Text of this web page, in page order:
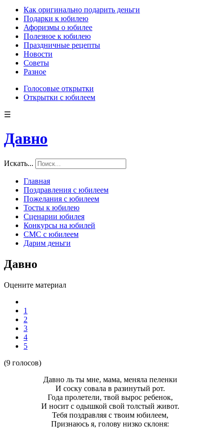
Как оригинально подарить деньги
Подарки к юбилею
Афоризмы о юбилее
Полезное к юбилею
Праздничные рецепты
Новости
Советы
Разное
Голосовые открытки
Открытки с юбилеем
☰
Давно
Искать...
Главная
Поздравления с юбилеем
Пожелания с юбилеем
Тосты к юбилею
Сценарии юбилея
Конкурсы на юбилей
СМС с юбилеем
Дарим деньги
Давно
Оцените материал
1
2
3
4
5
(9 голосов)
Давно ль ты мне, мама, меняла пеленки
И соску совала в разинутый рот.
Года пролетели, твой вырос ребенок,
И носит с одышкой свой толстый живот.
Тебя поздравляя с твоим юбилеем,
Признаюсь я, голову низко склоня: